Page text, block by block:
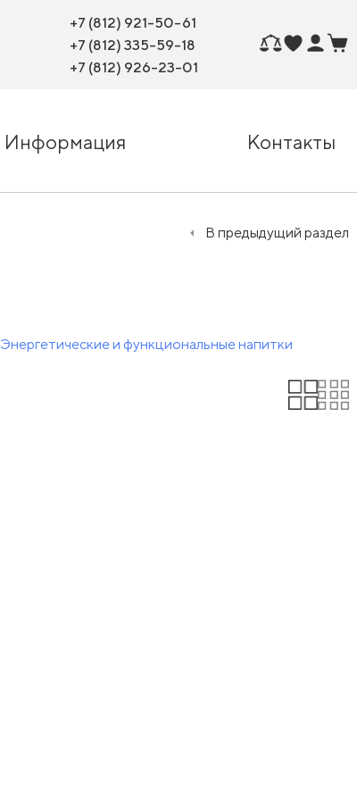
+7 (812) 921-50-61
+7 (812) 335-59-18
+7 (812) 926-23-01
Информация Контакты
В предыдущий раздел
Энергетические и функциональные напитки